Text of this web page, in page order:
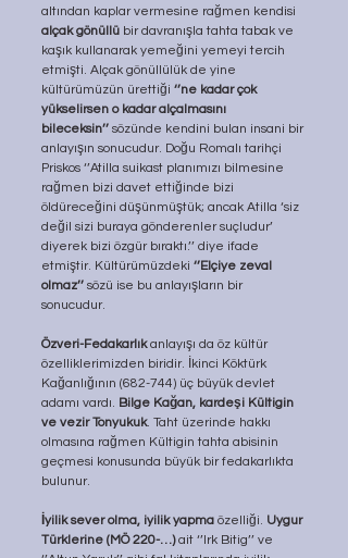
altından kaplar vermesine rağmen kendisi
alçak gönüllü bir davranışla tahta tabak ve
kaşık kullanarak yemeğini yemeyi tercih
etmişti. Alçak gönüllülük de yine
kültürümüzün ürettiği ‘’ne kadar çok
yükselirsen o kadar alçalmasını
bileceksin’’ sözünde kendini bulan insani bir
anlayışın sonucudur. Doğu Romalı tarihçi
Priskos ‘’Atilla suikast planımızı bilmesine
rağmen bizi davet ettiğinde bizi
öldüreceğini düşünmüştük; ancak Atilla ‘siz
değil sizi buraya gönderenler suçludur’
diyerek bizi özgür bıraktı.’’ diye ifade
etmiştir. Kültürümüzdeki ‘’Elçiye zeval
olmaz’’ sözü ise bu anlayışların bir
sonucudur.
Özveri-Fedakarlık anlayışı da öz kültür
özelliklerimizden biridir. İkinci Köktürk
Kağanlığının (682-744) üç büyük devlet
adamı vardı. Bilge Kağan, kardeşi Kültigin
ve vezir Tonyukuk. Taht üzerinde hakkı
olmasına rağmen Kültigin tahta abisinin
geçmesi konusunda büyük bir fedakarlıkta
bulunur.
İyilik sever olma, iyilik yapma özelliği. Uygur
Türklerine (MÖ 220-…) ait ‘’Irk Bitig’’ ve